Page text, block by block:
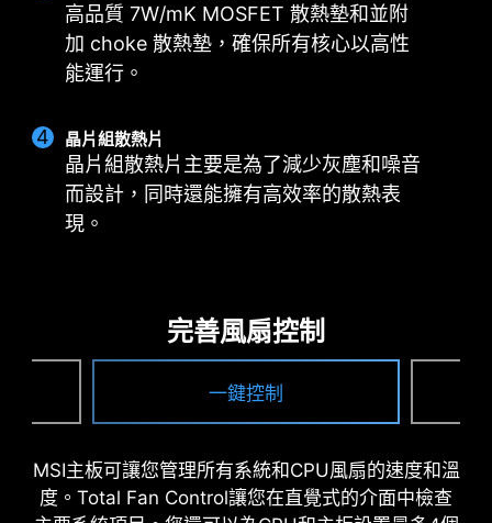
高品質 7W/mK MOSFET 散熱墊和並附
加 choke 散熱墊，確保所有核心以高性
能運行。
晶片組散熱片
晶片組散熱片主要是為了減少灰塵和噪音
而設計，同時還能擁有高效率的散熱表
現。
完善風扇控制
一鍵控制
MSI主板可讓您管理所有系統和CPU風扇的速度和溫
度。Total Fan Control讓您在直覺式的介面中檢查
數位電源設計
雙電源連接埠
CORE BOOST